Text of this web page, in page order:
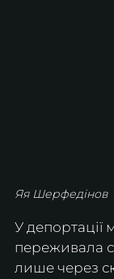
Яя Шерфедінов
У депортації
переживала
лише через